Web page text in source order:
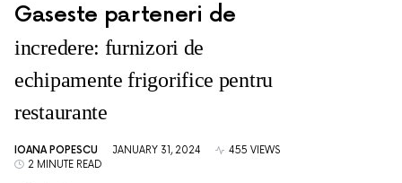
Gaseste parteneri de
incredere: furnizori de
echipamente frigorifice pentru
restaurante
IOANA POPESCU JANUARY 31, 2024
455 VIEWS
2 MINUTE READ